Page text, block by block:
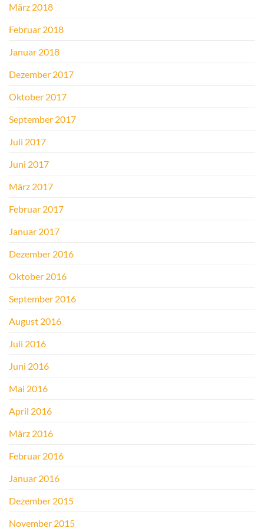
März 2018
Februar 2018
Januar 2018
Dezember 2017
Oktober 2017
September 2017
Juli 2017
Juni 2017
März 2017
Februar 2017
Januar 2017
Dezember 2016
Oktober 2016
September 2016
August 2016
Juli 2016
Juni 2016
Mai 2016
April 2016
März 2016
Februar 2016
Januar 2016
Dezember 2015
November 2015